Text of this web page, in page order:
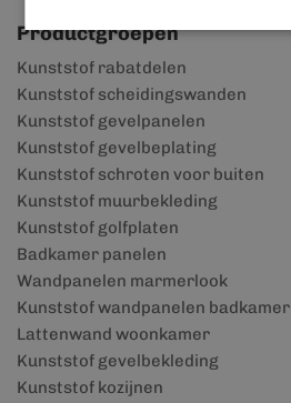
Productgroepen
Kunststof rabatdelen
Kunststof scheidingswanden
Kunststof gevelpanelen
Kunststof gevelbeplating
Kunststof schroten voor buiten
Kunststof muurbekleding
Kunststof golfplaten
Badkamer panelen
Wandpanelen marmerlook
Kunststof wandpanelen badkamer
Lattenwand woonkamer
Kunststof gevelbekleding
Kunststof kozijnen